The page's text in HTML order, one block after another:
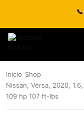
Inicio Shop
Nissan, Versa, 2020,
109 hp 107 ft-lbs